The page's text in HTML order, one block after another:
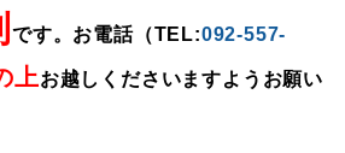
です。お電話（TEL:092-557-
上お越しくださいますようお願い